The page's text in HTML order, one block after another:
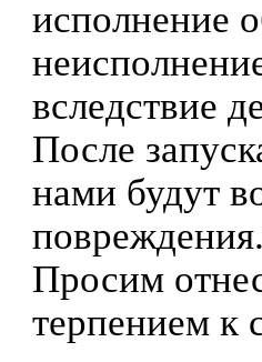
исполнение
вследствие
После
нами будут
Просим
терпением к